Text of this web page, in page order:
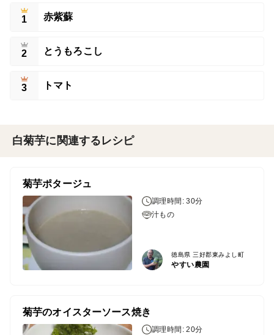
1 赤紫蘇
2 とうもろこし
3 トマト
白菊芋に関連するレシピ
菊芋ポタージュ
調理時間: 30分
汁もの
徳島県 三好郡東みよし町
やすい農園
菊芋のオイスターソース焼き
調理時間: 20分